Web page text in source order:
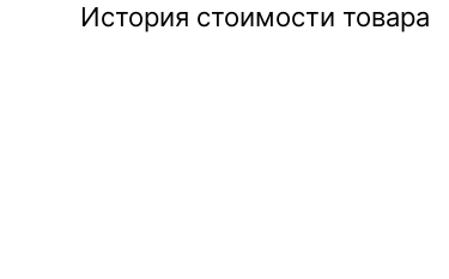
История стоимости товара